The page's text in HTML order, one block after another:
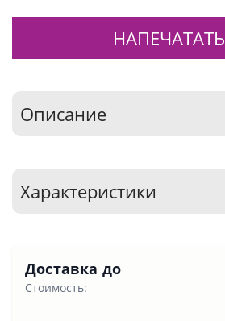
НАПЕЧАТАТЬ
Описание
Характеристики
Доставка до
Стоимость: